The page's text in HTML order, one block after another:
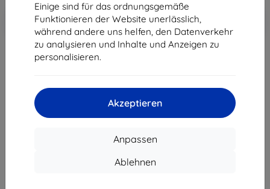
Einige sind für das ordnungsgemäße
Funktionieren der Website unerlässlich,
während andere uns helfen, den Datenverkehr
zu analysieren und Inhalte und Anzeigen zu
personalisieren.
Akzeptieren
Anpassen
Ablehnen
-10%
Rabatt mit Gutschein
EXTRA10
Warenkorb
ausverkauft